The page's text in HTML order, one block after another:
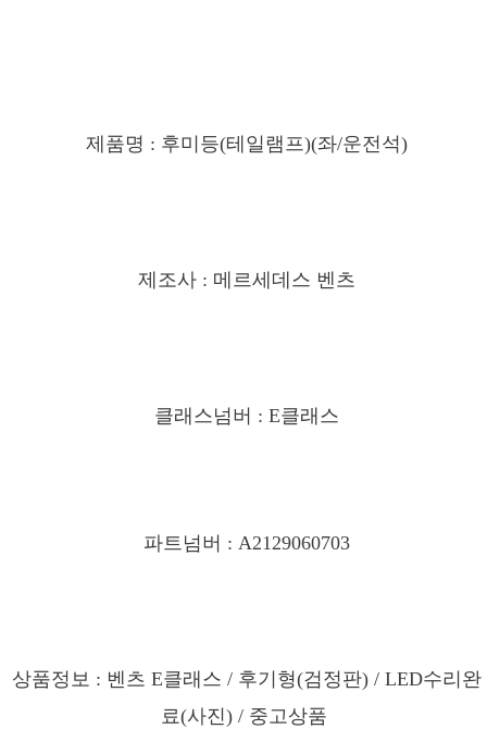
제품명 : 후미등(테일램프)(좌/운전석)
제조사 : 메르세데스 벤츠
클래스넘버 : E클래스
파트넘버 : A2129060703
상품정보 : 벤츠 E클래스 / 후기형(검정판) / LED수리완
료(사진) / 중고상품